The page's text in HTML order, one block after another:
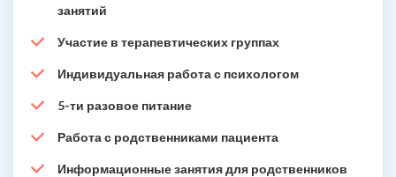
занятий
Участие в терапевтических группах
Индивидуальная работа с психологом
5-ти разовое питание
Работа с родственниками пациента
Информационные занятия для родственников